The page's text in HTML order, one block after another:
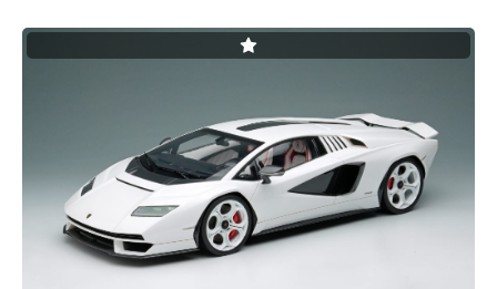
振動に起因するエンジンノイズをリアルタイムで低減するもの。
従来はロードノイズとエンジンノイズは、それぞれの周波数特性
帯域なノイズのため、リアルタイム制御が難しいとされてきた。
今回、新型エルグランドに搭載された技術では、広帯域の騒音に
対応可能なANCを開発したことで、走行条件に応じて変化するロ
ードノイズおよびエンジンノイズの騒音に柔軟に対応し、高精度
なノイズ低減が可能となり、車内の静粛性向上に貢献するとのこ